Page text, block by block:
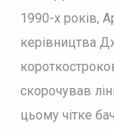
1990-х років,
керівництва
скорочував
цьому чітке